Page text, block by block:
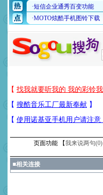
页面功能 【我来说两句(0)
■相关连接